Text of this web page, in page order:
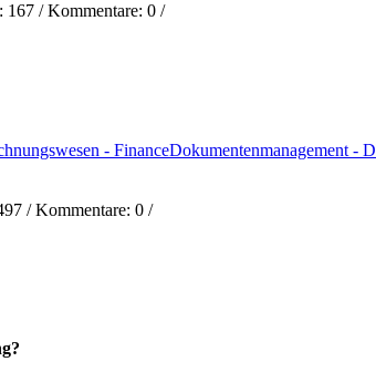
167 / Kommentare: 0 /
- FinanceDokumentenmanagement -
/ Kommentare: 0 /